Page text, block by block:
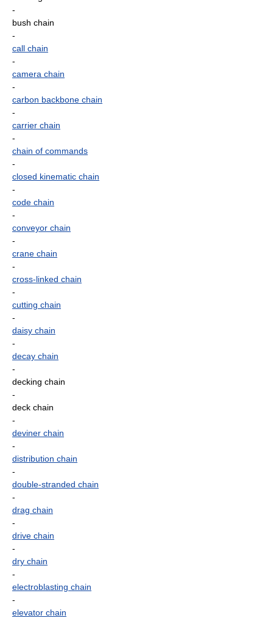
-
bush chain
-
call chain
-
camera chain
-
carbon backbone chain
-
carrier chain
-
chain of commands
-
closed kinematic chain
-
code chain
-
conveyor chain
-
crane chain
-
cross-linked chain
-
cutting chain
-
daisy chain
-
decay chain
-
decking chain
-
deck chain
-
deviner chain
-
distribution chain
-
double-stranded chain
-
drag chain
-
drive chain
-
dry chain
-
electroblasting chain
-
elevator chain